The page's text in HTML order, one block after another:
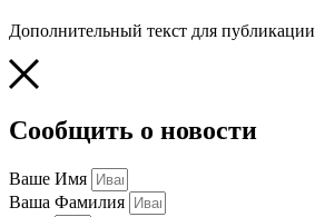
Дополнительный текст для публикации
Сообщить о новости
Ваше Имя
Ваша Фамилия